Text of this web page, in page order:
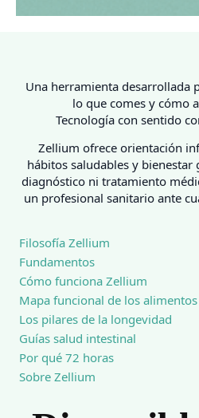
Una herramienta desarrollada
lo que comes y cómo
Tecnología con sentido
Zellium ofrece orientación
hábitos saludables y
diagnóstico ni tratamiento
un profesional sanitario ante
Filosofía Zellium
Fundamentos
Cómo funciona Zellium
Mapa funcional de los alimentos
Los pilares de la longevidad
Guías salud intestinal
Por qué 72 horas
Sobre Zellium